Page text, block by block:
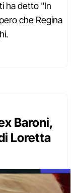
ha detto "In
che Regina
Baroni,
Loretta